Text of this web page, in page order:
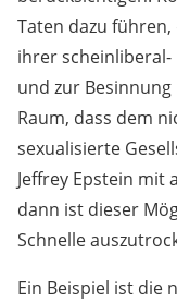
Taten dazu führen,
ihrer
und zur
Raum, dass dem
sexualisierte
Jeffrey Epstein mit
dann ist dieser
Schnelle
Ein Beispiel ist die